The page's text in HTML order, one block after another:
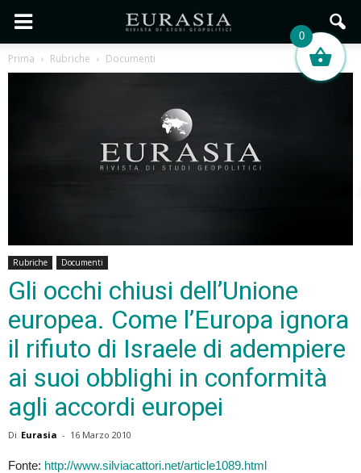
Prima Rubriche Documenti
Rubriche Documenti
Gli occhi chiusi dell’Unione
europea. Come l’Europa ignora
il rifiuto di Israele di adempiere
ai suoi obblighi in conformità
agli accordi europei
Di Eurasia - 16 Marzo 2010
Fonte: http://www.silviacattori.net/article1089.html
0